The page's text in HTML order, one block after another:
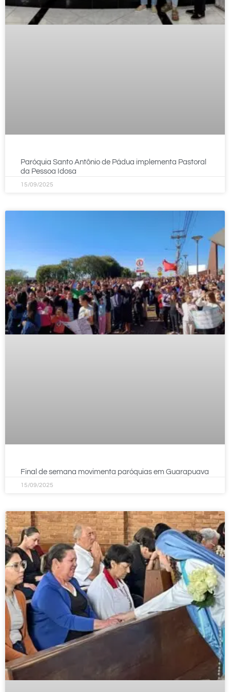
Paróquia Santo Antônio de Pádua implementa Pastoral
da Pessoa Idosa
15/09/2025
Final de semana movimenta paróquias em Guarapuava
15/09/2025